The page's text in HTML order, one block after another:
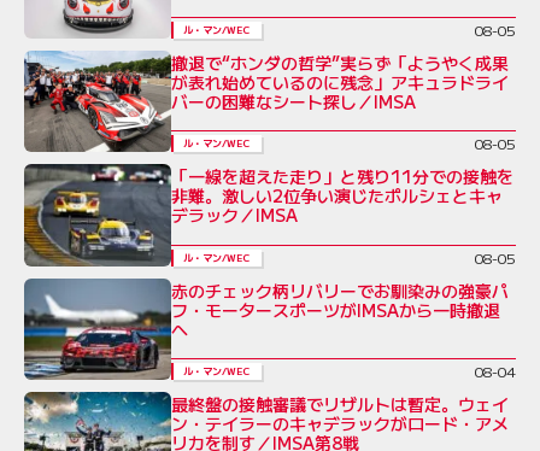
ル・マン/WEC 08-05
撤退で“ホンダの哲学”実らず「ようやく成果
が表れ始めているのに残念」アキュラドライ
バーの困難なシート探し／IMSA
ル・マン/WEC 08-05
「一線を超えた走り」と残り11分での接触を
非難。激しい2位争い演じたポルシェとキャ
デラック／IMSA
ル・マン/WEC 08-05
赤のチェック柄リバリーでお馴染みの強豪パ
フ・モータースポーツがIMSAから一時撤退
へ
ル・マン/WEC 08-04
最終盤の接触審議でリザルトは暫定。ウェイ
ン・テイラーのキャデラックがロード・アメ
リカを制す／IMSA第8戦